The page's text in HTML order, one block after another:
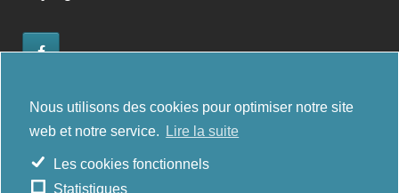
Administration des orientations
Nous utilisons des cookies pour optimiser notre site
web et notre service.
Lire la suite
Les cookies fonctionnels
Statistiques